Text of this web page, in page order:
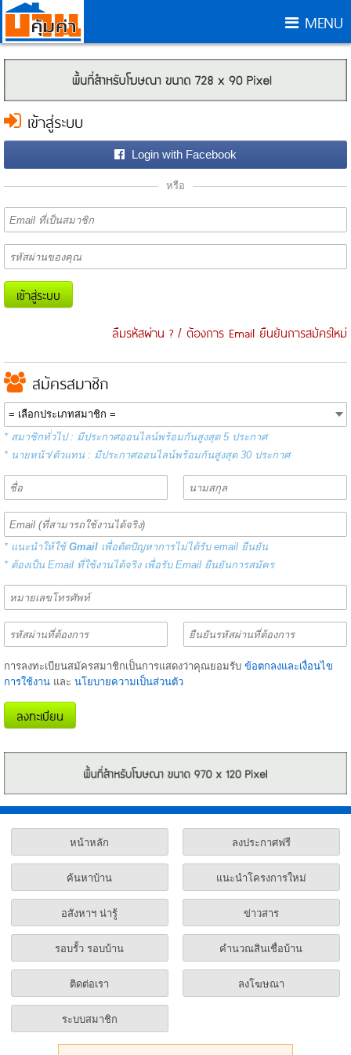
MENU
เข้าสู่ระบบ
Login with Facebook
หรือ
เข้าสู่ระบบ
ลืมรหัสผ่าน ? / ต้องการ Email ยืนยันการสมัครใหม่
สมัครสมาชิก
* สมาชิกทั่วไป : มีประกาศออนไลน์พร้อมกันสูงสุด 5 ประกาศ
* นายหน้า/ตัวแทน : มีประกาศออนไลน์พร้อมกันสูงสุด 30 ประกาศ
* แนะนำให้ใช้Gmail เพื่อตัดปัญหาการไม่ได้รับ email ยืนยัน
* ต้องเป็น Email ที่ใช้งานได้จริง เพื่อรับ Email ยืนยันการสมัคร
การลงทะเบียนสมัครสมาชิกเป็นการแสดงว่าคุณยอมรับ ข้อตกลงและเงื่อนไข
การใช้งาน และ นโยบายความเป็นส่วนตัว
ลงทะเบียน
หน้าหลัก ลงประกาศฟรี
ค้นหาบ้าน แนะนำโครงการใหม่
อสังหาฯ น่ารู้ ข่าวสาร
รอบรั้ว รอบบ้าน คำนวณสินเชื่อบ้าน
ติดต่อเรา ลงโฆษณา
ระบบสมาชิก